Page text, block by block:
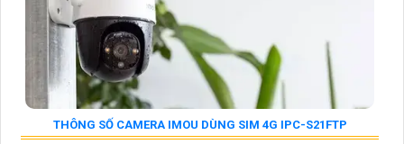
THÔNG SỐ CAMERA IMOU DÙNG SIM 4G IPC-S21FTP